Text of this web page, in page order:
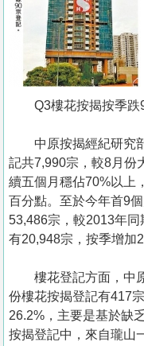
手
冊
關
於
Q3樓花按揭按季跌
中原按揭經紀研究部
記共7,990宗，較8月份
續五個月穩佔70%以上
百分點。至於今年首9
53,486宗，較2013年同
有20,948宗，按季增加
樓花登記方面，中原
份樓花按揭登記有417
26.2%，主要是基於缺
按揭登記中，來自瓏山